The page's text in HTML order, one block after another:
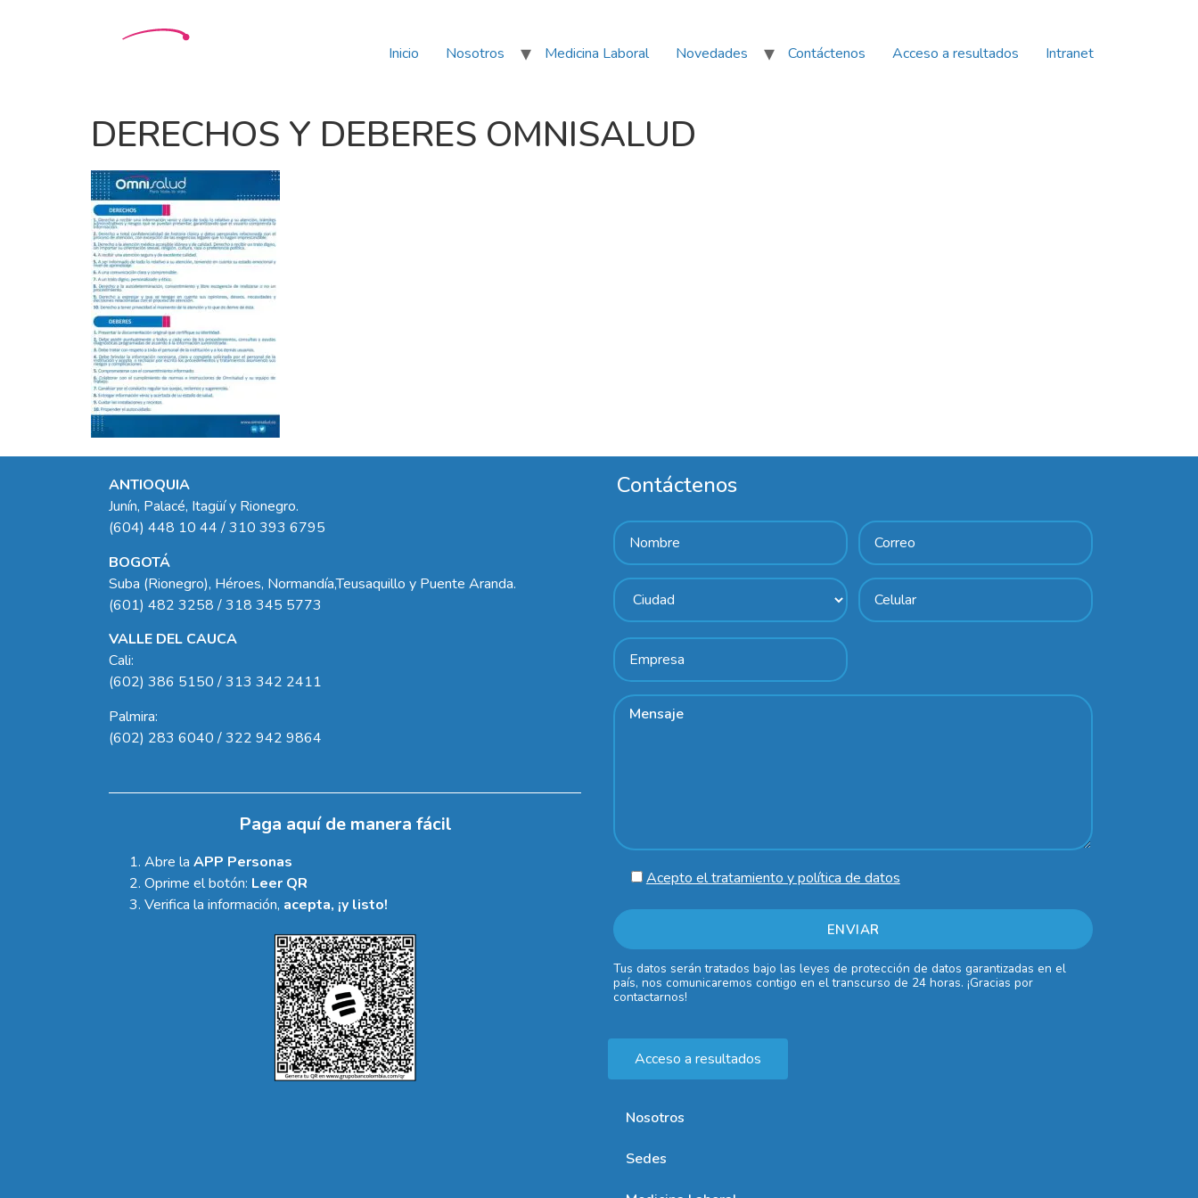
Inicio Nosotros Medicina Laboral Novedades Contáctenos Acceso a resultados Intranet
DERECHOS Y DEBERES OMNISALUD
ANTIOQUIA
Junín, Palacé, Itagüí y Rionegro.
(604) 448 10 44 / 310 393 6795
BOGOTÁ
Suba (Rionegro), Héroes, Normandía,Teusaquillo y Puente Aranda.
(601) 482 3258 / 318 345 5773
VALLE DEL CAUCA
Cali:
(602) 386 5150 / 313 342 2411
Palmira:
(602) 283 6040 / 322 942 9864
Paga aquí de manera fácil
Abre la APP Personas
Oprime el botón: Leer QR
Verifica la información, acepta, ¡y listo!
Contáctenos
Acepto el tratamiento y política de datos
Tus datos serán tratados bajo las leyes de protección de datos garantizadas en el
país, nos comunicaremos contigo en el transcurso de 24 horas. ¡Gracias por
contactarnos!
Acceso a resultados
Nosotros
Sedes